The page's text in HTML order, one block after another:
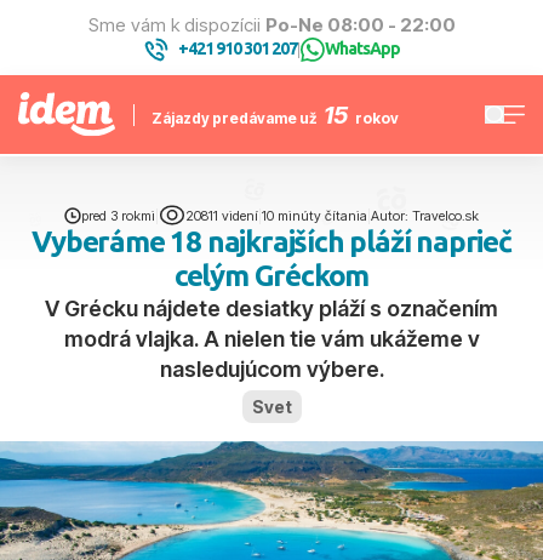
Sme vám k dispozícii Po-Ne 08:00 - 22:00
+421 910 301 207| WhatsApp
Zájazdy predávame už 15 rokov
pred 3 rokmi 20811 videní 10 minúty čítania Autor: Travelco.sk
Vyberáme 18 najkrajších pláží naprieč
celým Gréckom
V Grécku nájdete desiatky pláží s označením
modrá vlajka. A nielen tie vám ukážeme v
nasledujúcom výbere.
Svet